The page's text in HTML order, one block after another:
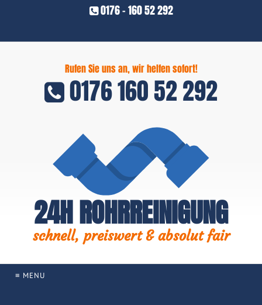
0176 - 160 52 292
Rufen Sie uns an, wir helfen sofort!
0176 160 52 292
24H ROHRREINIGUNG
schnell, preiswert & absolut fair
≡ MENU